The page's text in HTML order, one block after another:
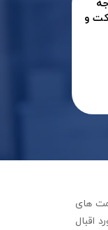
و
قیمت های
اقبال